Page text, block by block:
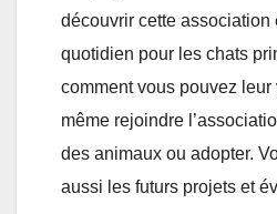
découvrir cette association
quotidien pour les chats
comment vous pouvez leur
même rejoindre
des animaux ou adopter.
aussi les futurs projets et